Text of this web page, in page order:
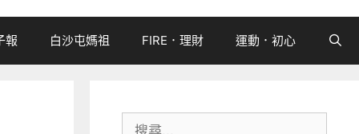
報 白沙屯媽祖 FIRE．理財 運動．初心